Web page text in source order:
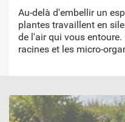
Au-delà d'embellir un
plantes travaillent en
de l'air qui vous
racines et les micro-